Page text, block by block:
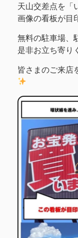
天山交差点を「
画像の看板が目
無料の駐車場、
是非お立ち寄り
皆さまのご来店